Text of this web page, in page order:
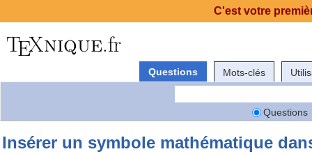
Questions Mots-clés
Questions
Insérer un symbole mathématique
C'est votre